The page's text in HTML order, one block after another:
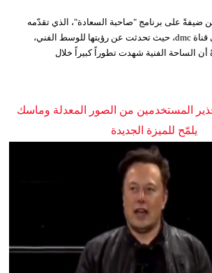
ضيفةً على برنامج "صاحبة السعادة"، الذي تقدّمه
الفنانة إسعاد يونس على قناة dmc، حيث تحدثت عن رؤيتها للوسط الفني،
أن الساحة الفنية شهدت تطوراً كبيراً خلال
المستخدمين من الصور المعدلة وماسك
يلمّح للميزة الجديدة